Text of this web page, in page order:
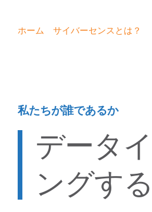
ホーム サイバーセンスとは？
私たちが誰であるか
データ
ングする